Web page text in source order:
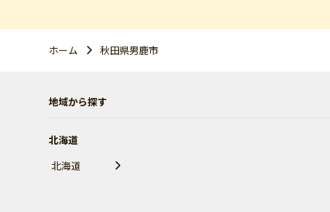
ホーム 秋田県男鹿市
地域から探す
北海道
北海道